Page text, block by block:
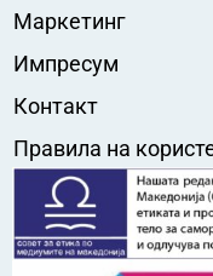
Маркетинг
Импресум
Контакт
Правила на